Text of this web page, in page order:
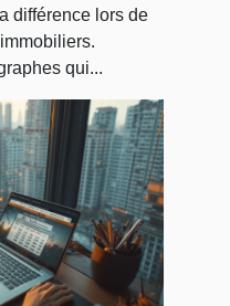
différence lors de
qui...